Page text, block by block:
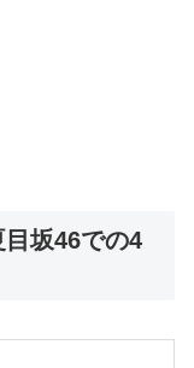
坂46での4